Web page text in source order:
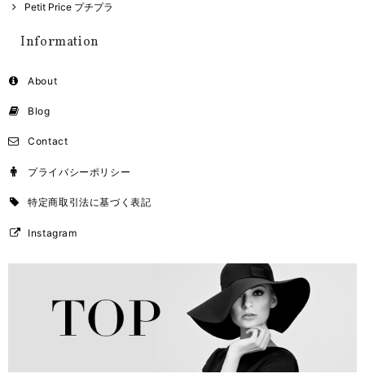
Petit Price プチプラ
Information
About
Blog
Contact
プライバシーポリシー
特定商取引法に基づく表記
Instagram